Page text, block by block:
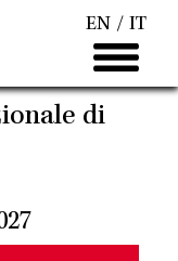
EN IT
di